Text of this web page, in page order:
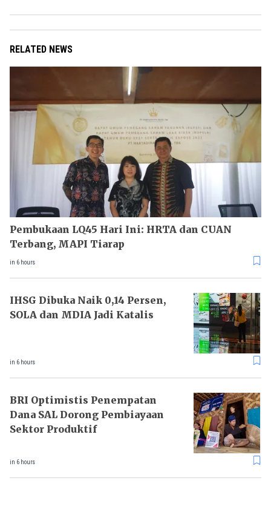
RELATED NEWS
Pembukaan LQ45 Hari Ini: HRTA dan CUAN
Terbang, MAPI Tiarap
in 6 hours
IHSG Dibuka Naik 0,14 Persen,
SOLA dan MDIA Jadi Katalis
in 6 hours
BRI Optimistis Penempatan
Dana SAL Dorong Pembiayaan
Sektor Produktif
in 6 hours